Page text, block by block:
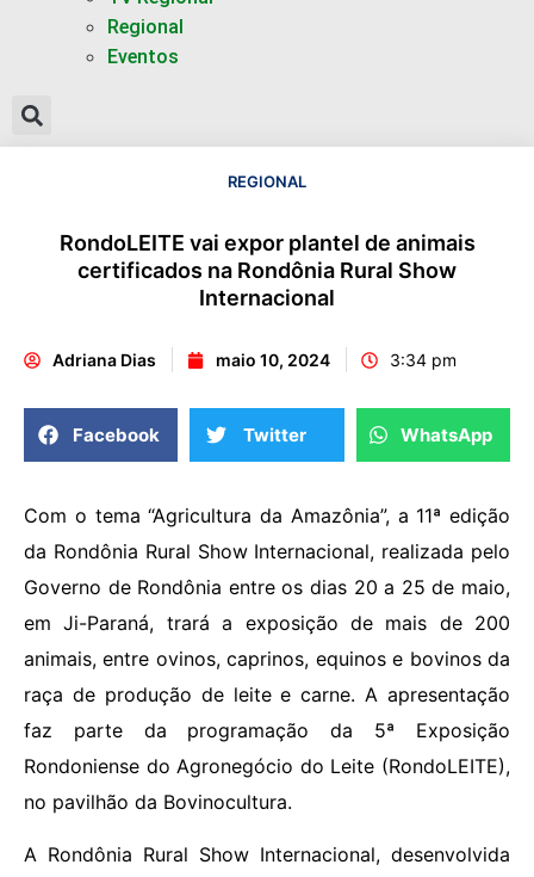
Regional
Eventos
REGIONAL
RondoLEITE vai expor plantel de animais
certificados na Rondônia Rural Show
Internacional
Adriana Dias maio 10, 2024 3:34 pm
Facebook Twitter WhatsApp
Com o tema “Agricultura da Amazônia”, a 11ª edição
da Rondônia Rural Show Internacional, realizada pelo
Governo de Rondônia entre os dias 20 a 25 de maio,
em Ji-Paraná, trará a exposição de mais de 200
animais, entre ovinos, caprinos, equinos e bovinos da
raça de produção de leite e carne. A apresentação
faz parte da programação da 5ª Exposição
Rondoniense do Agronegócio do Leite (RondoLEITE),
no pavilhão da Bovinocultura.
A Rondônia Rural Show Internacional, desenvolvida